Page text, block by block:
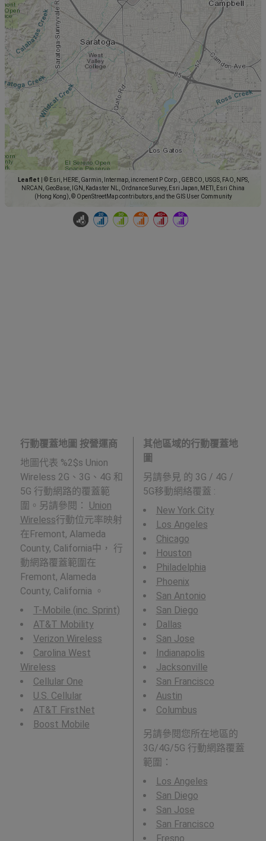
Leaflet
© Esri, HERE, Garmin, Intermap, increment P Corp., GEBCO, USGS, FAO, NPS,
NRCAN, GeoBase, IGN, Kadaster NL, Ordnance Survey, Esri Japan, METI, Esri China
(Hong Kong), © OpenStreetMap contributors, and the GIS User Community
行動覆蓋地圖 按營運商
地圖代表 %2$s Union
Wireless 2G、3G、4G 和
5G 行動網路的覆蓋範
圍。另請參閱： Union
Wireless行動位元率映射
在Fremont, Alameda
County, California中， 行
動網路覆蓋範圍在
Fremont, Alameda
County, California 。
T-Mobile (inc. Sprint)
AT&T Mobility
Verizon Wireless
Carolina West
Wireless
Cellular One
U.S. Cellular
AT&T FirstNet
Boost Mobile
其他區域的行動覆蓋地
圖
另請參見 的 3G / 4G /
5G移動網絡覆蓋 :
New York City
Los Angeles
Chicago
Houston
Philadelphia
Phoenix
San Antonio
San Diego
Dallas
San Jose
Indianapolis
Jacksonville
San Francisco
Austin
Columbus
另請參閱您所在地區的
3G/4G/5G 行動網路覆蓋
範圍：
Los Angeles
San Diego
San Jose
San Francisco
Fresno